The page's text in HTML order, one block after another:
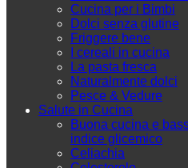
Cucina per i Bimbi
Dolci senza glutine
Friggere bene
I cereali in cucina
La pasta fresca
Naturalmente dolci
Pesce & Vedure
Salute in Cucina
Buona cucina e
indice glicemico
Celiachia